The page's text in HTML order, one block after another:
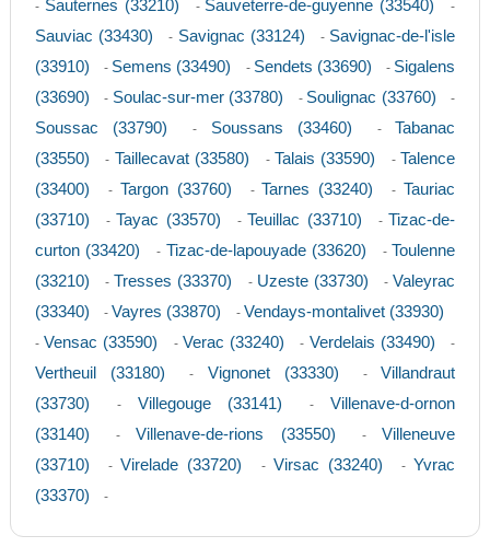
- Sauternes (33210) - Sauveterre-de-guyenne (33540) -
Sauviac (33430) - Savignac (33124) - Savignac-de-l'isle
(33910)
- Semens (33490) - Sendets (33690) - Sigalens
(33690)
- Soulac-sur-mer (33780) - Soulignac (33760) -
Soussac (33790) - Soussans (33460) - Tabanac
(33550)
- Taillecavat (33580) - Talais (33590) - Talence
(33400)
- Targon (33760) - Tarnes (33240) - Tauriac
(33710)
- Tayac (33570) - Teuillac (33710) - Tizac-de-
curton (33420)
- Tizac-de-lapouyade (33620) - Toulenne
(33210)
- Tresses (33370) - Uzeste (33730) - Valeyrac
(33340)
- Vayres (33870) - Vendays-montalivet (33930)
- Vensac (33590) - Verac (33240) - Verdelais (33490) -
Vertheuil (33180) - Vignonet (33330) - Villandraut
(33730)
- Villegouge (33141) - Villenave-d-ornon
(33140)
- Villenave-de-rions (33550) - Villeneuve
(33710)
- Virelade (33720) - Virsac (33240) - Yvrac
(33370)
-